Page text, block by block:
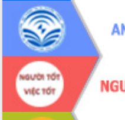
Xã Ea Phê gắn cải cách hành chính với
chuyển đổi số
Phó Chủ tịch Thường trực UBND tỉnh
Hồ Thị Nguyên Thảo làm việc tại Trung
tâm Phục vụ hành chính công xã Ea
Phê
Xây dựng nền hành chính số đồng
hành cùng nông dân dân, doanh nghiệp
Giai đoạn 2026-2030, Đắk Lắk phấn